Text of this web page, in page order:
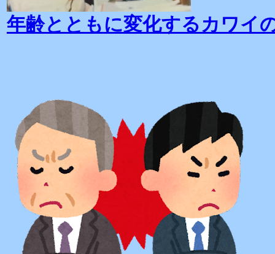
年齢とともに変化するカワイ